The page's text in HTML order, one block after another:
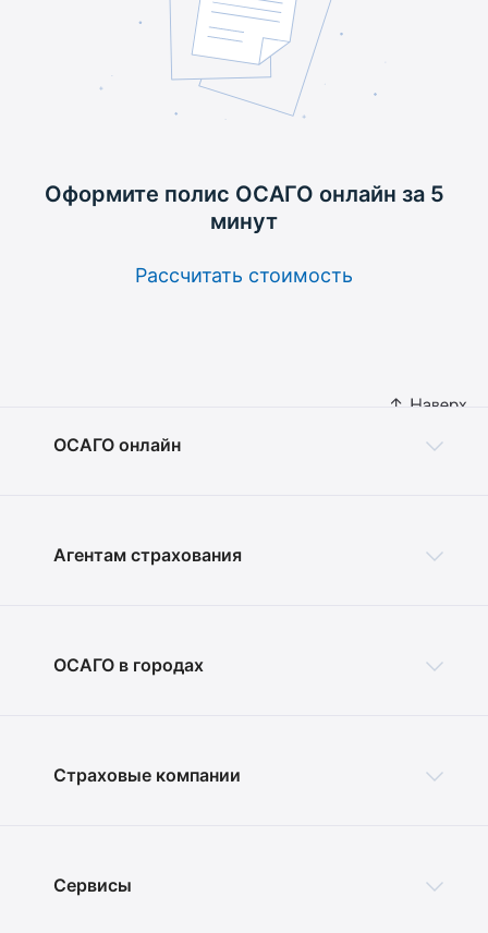
Оформите полис ОСАГО онлайн за 5
минут
Рассчитать стоимость
ОСАГО онлайн
Агентам страхования
ОСАГО в городах
Страховые компании
Сервисы